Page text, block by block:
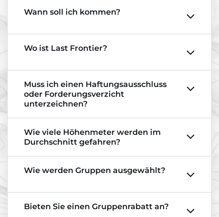
Wann soll ich kommen?
Wo ist Last Frontier?
Muss ich einen Haftungsausschluss
oder Forderungsverzicht
unterzeichnen?
Wie viele Höhenmeter werden im
Durchschnitt gefahren?
Wie werden Gruppen ausgewählt?
Bieten Sie einen Gruppenrabatt an?